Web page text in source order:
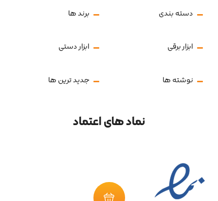
دسته بندی برند ها
ابزار برقی ابزار دستی
نوشته ها جدید ترین ها
نماد های اعتماد